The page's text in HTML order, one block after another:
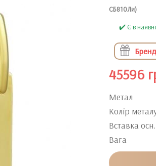
СБ810Ли)
✔️ Є в
45596
Метал
Колір
Вставка осн.
Вага